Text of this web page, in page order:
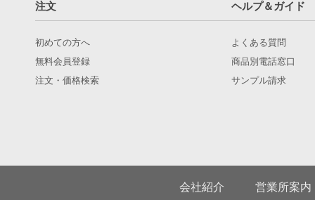
注文 ヘルプ＆ガイド
初めての方へ
無料会員登録
注文・価格検索
よくある質問
商品別電話窓口
サンプル請求
会社紹介 営業所案内